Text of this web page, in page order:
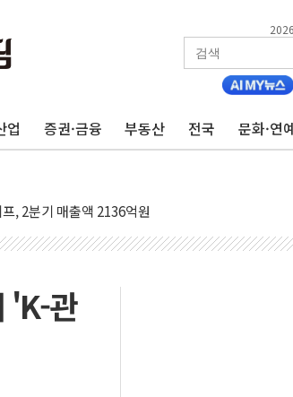
업 증권·금융 부동산 전국 문화·연
드 모바일 월드컵 파리서 개막
"청년엔 기회를, 중고령층엔 안정을"…세대상생 일
, 2분기 영업익 16% 증가…역대 2분기 최대 실적
코브라가…검찰, 멸종위기종 밀수 조직 적발
vs 공원 보존'…용산어린이정원 활용 놓고 충돌 예고
'K-관